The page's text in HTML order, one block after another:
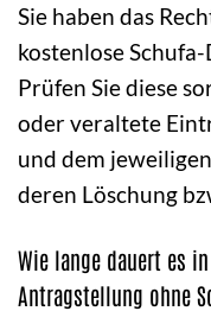
Sie haben das
kostenlose
Prüfen Sie diese
oder veraltete
und dem
deren Löschung
Wie lange dauert es
Antragstellung ohne